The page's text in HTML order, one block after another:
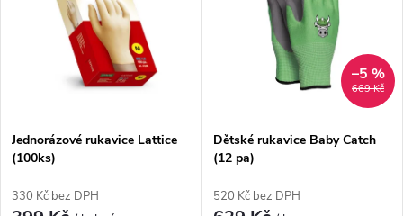
p
r
s
p
Jednorázové rukavice Lattice
(100ks)
330 Kč bez DPH
669 Kč
–5 %
Dětské rukavice Baby Catch
(12 pa)
520 Kč bez DPH